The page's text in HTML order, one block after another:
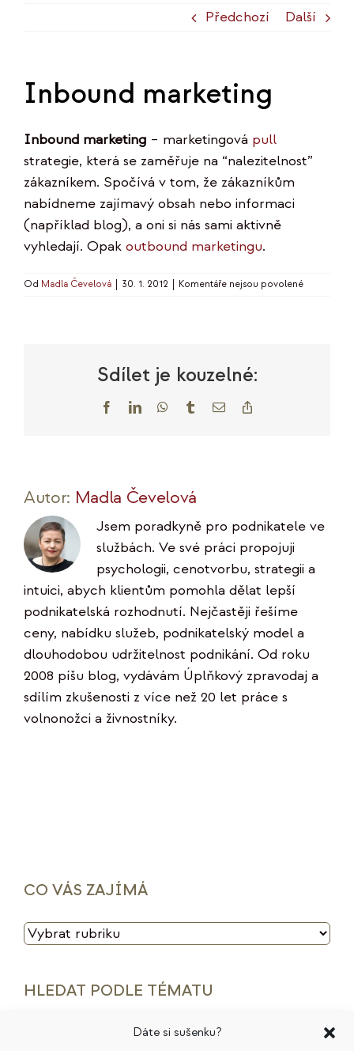
Dáte si sušenku?
Předchozí Další
Inbound marketing
Inbound marketing – marketingová pull
strategie, která se zaměřuje na “nalezitelnost”
zákazníkem. Spočívá v tom, že zákazníkům
nabídneme zajímavý obsah nebo informaci
(například blog), a oni si nás sami aktivně
vyhledají. Opak outbound marketingu.
Od Madla Čevelová 30. 1. 2012 Komentáře nejsou povolenéu
Sdílet je kouzelné:
FacebookLinkedInWhatsApp
TumblrE-
Autor: Madla Čevelová
Jsem poradkyně pro podnikatele ve
službách. Ve své práci propojuji
psychologii, cenotvorbu, strategii a
intuici, abych klientům pomohla dělat lepší
podnikatelská rozhodnutí. Nejčastěji řešíme
ceny, nabídku služeb, podnikatelský model a
dlouhodobou udržitelnost podnikání. Od roku
2008 píšu blog, vydávám Úplňkový zpravodaj a
sdílím zkušenosti z více než 20 let práce s
volnonožci a živnostníky.
CO VÁS ZAJÍMÁ
CO
HLEDAT PODLE TÉMATU
cenotvorba